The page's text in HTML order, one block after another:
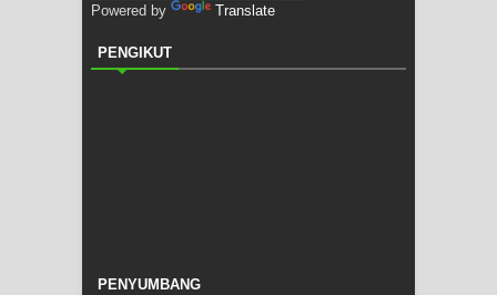
Powered by Translate
PENGIKUT
PENYUMBANG